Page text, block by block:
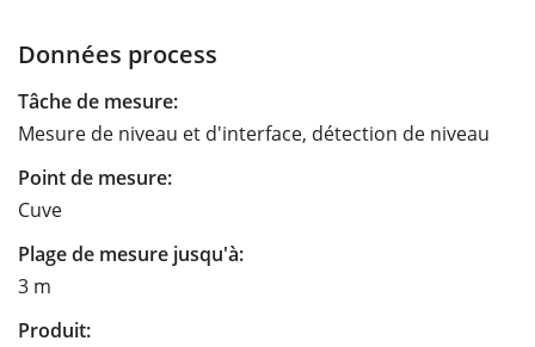
Données process
Tâche de mesure:
Mesure de niveau et d'interface, détection de niveau
Point de mesure:
Cuve
Plage de mesure jusqu'à:
3 m
Produit: